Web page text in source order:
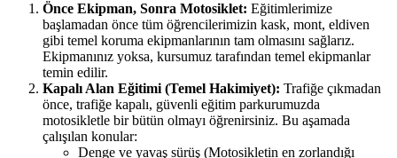
Önce Ekipman, Sonra Motosiklet: Eğitimlerimize
başlamadan önce tüm öğrencilerimizin kask, mont, eldiven
gibi temel koruma ekipmanlarının tam olmasını sağlarız.
Ekipmanınız yoksa, kursumuz tarafından temel ekipmanlar
temin edilir.
Kapalı Alan Eğitimi (Temel Hakimiyet): Trafiğe çıkmadan
önce, trafiğe kapalı, güvenli eğitim parkurumuzda
motosikletle bir bütün olmayı öğrenirsiniz. Bu aşamada
çalışılan konular:
Denge ve yavaş sürüş (Motosikletin en zorlandığı